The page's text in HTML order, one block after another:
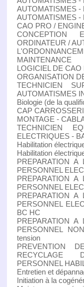
AUTOMATISMES -
AUTOMATISMES -
CAO PRO /
CONCEPTION
ORDINATEUR /
MAINTENANCE
LOGICIEL DE
ORGANISATION
TECHNICIEN
AUTOMATISMES
Biologie (de la
CAP
MONTAGE -
TECHNICIEN
ELECTRIQUES -
Habilitation
Habilitation
PREPARATION A
PERSONNEL
PREPARATION A
PERSONNEL
PREPARATION A
PERSONNEL
BC HC
PREPARATION A
PERSONNEL
tension
PREVENTION
RECYCLAGE
PERSONNEL
Entretien et
Initiation à la